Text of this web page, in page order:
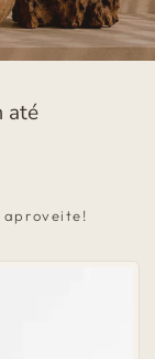
até
aproveite!